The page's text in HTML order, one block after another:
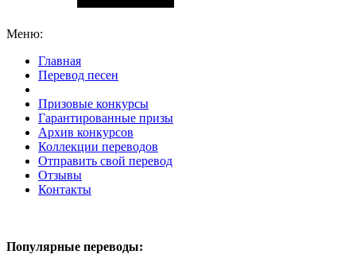
Меню:
Главная
Перевод песен
Призовые конкурсы
Гарантированные призы
Архив конкурсов
Коллекции переводов
Отправить свой перевод
Отзывы
Контакты
Популярные переводы: